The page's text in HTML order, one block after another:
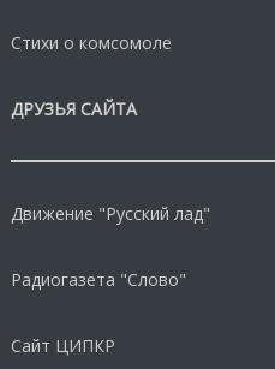
Стихи о комсомоле
ДРУЗЬЯ САЙТА
Движение "Русский лад"
Радиогазета "Слово"
Сайт ЦИПКР